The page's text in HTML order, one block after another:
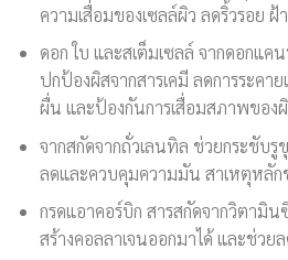
ความเสื่อมของเซลล์ผิว ลดริ้วรอย ฝ้
ดอก ใบ และสเต็มเซลล์ จากดอกแค
ปกป้องผิสจากสารเคมี ลดการระคา
ผื่น และป้องกันการเสื่อมสภาพของ
จากสกัดจากถั่วเลนทิล ช่วยกระชับ
ลดและควบคุมความมัน สาเหตุหลัก
กรดแอาคอร์บิก สารสกัดจากวิตามิ
สร้างคอลลาเจนออกมาได้ และช่วย